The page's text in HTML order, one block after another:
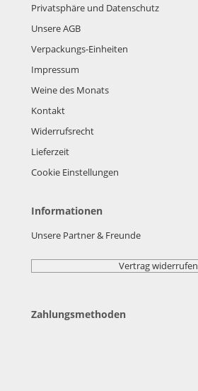
Privatsphäre und Datenschutz
Unsere AGB
Verpackungs-Einheiten
Impressum
Weine des Monats
Kontakt
Widerrufsrecht
Lieferzeit
Cookie Einstellungen
Informationen
Unsere Partner & Freunde
Vertrag widerrufen
Zahlungsmethoden